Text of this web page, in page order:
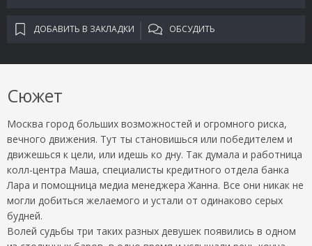
ДОБАВИТЬ В ЗАКЛАДКИ ОБСУДИТЬ
Сюжет
Москва город больших возможностей и огромного риска,
вечного движения. Тут ты становишься или победителем и
движешься к цели, или идешь ко дну. Так думала и работница
колл-центра Маша, специалисты кредитного отдела банка
Лара и помощница медиа менеджера Жанна. Все они никак не
могли добиться желаемого и устали от одинаково серых
будней.
Волей судьбы три таких разных девушек появились в одном